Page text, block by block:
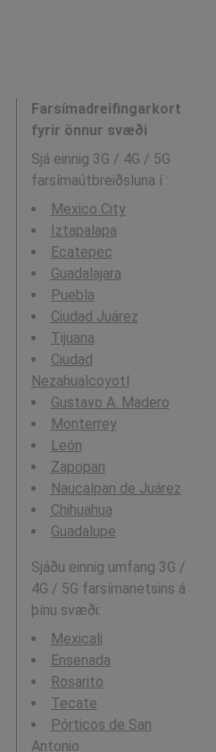
Farsímadreifingarkort
fyrir önnur svæði
Sjá einnig 3G / 4G / 5G
farsímaútbreiðsluna í :
Mexico City
Iztapalapa
Ecatepec
Guadalajara
Puebla
Ciudad Juárez
Tijuana
Ciudad
Nezahualcoyotl
Gustavo A. Madero
Monterrey
León
Zapopan
Naucalpan de Juárez
Chihuahua
Guadalupe
Sjáðu einnig umfang 3G /
4G / 5G farsímanetsins á
þínu svæði:
Mexicali
Ensenada
Rosarito
Tecate
Pórticos de San
Antonio